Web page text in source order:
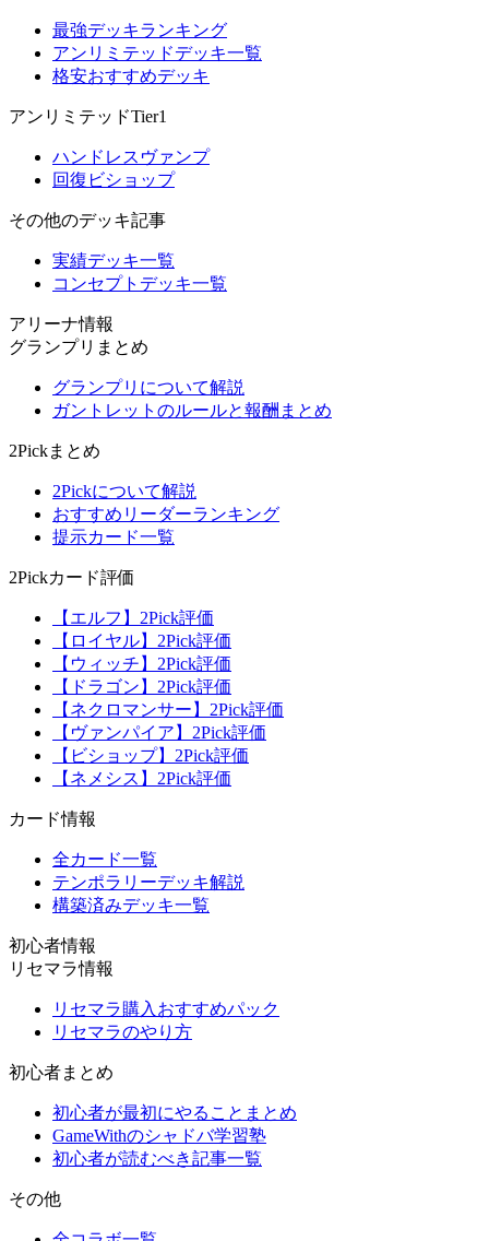
最強デッキランキング
アンリミテッドデッキ一覧
格安おすすめデッキ
アンリミテッドTier1
ハンドレスヴァンプ
回復ビショップ
その他のデッキ記事
実績デッキ一覧
コンセプトデッキ一覧
アリーナ情報
グランプリまとめ
グランプリについて解説
ガントレットのルールと報酬まとめ
2Pickまとめ
2Pickについて解説
おすすめリーダーランキング
提示カード一覧
2Pickカード評価
【エルフ】2Pick評価
【ロイヤル】2Pick評価
【ウィッチ】2Pick評価
【ドラゴン】2Pick評価
【ネクロマンサー】2Pick評価
【ヴァンパイア】2Pick評価
【ビショップ】2Pick評価
【ネメシス】2Pick評価
カード情報
全カード一覧
テンポラリーデッキ解説
構築済みデッキ一覧
初心者情報
リセマラ情報
リセマラ購入おすすめパック
リセマラのやり方
初心者まとめ
初心者が最初にやることまとめ
GameWithのシャドバ学習塾
初心者が読むべき記事一覧
その他